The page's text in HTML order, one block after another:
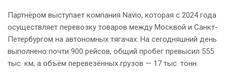
Партнёром выступает компания Navio, которая с 2024 года
осуществляет перевозку товаров между Москвой и Санкт-
Петербургом на автономных тягачах. На сегодняшний день
выполнено почти 900 рейсов, общий пробег превысил 555
тыс. км, а объём перевезённых грузов — 17 тыс. тонн.